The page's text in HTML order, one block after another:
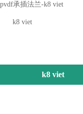
pvdf承插法兰-k8 viet
k8 viet
k8 viet